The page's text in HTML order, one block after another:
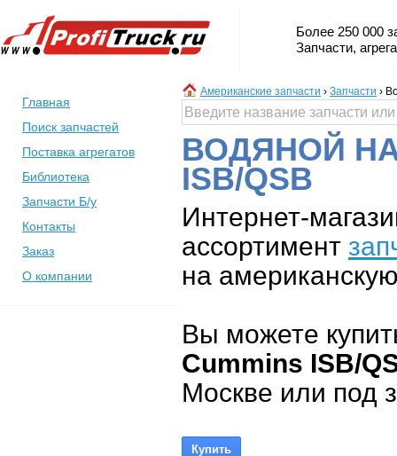
Более 250 000
Запчасти,
Главная
Поиск запчастей
Поставка агрегатов
Библиотека
Запчасти Б/у
Контакты
Заказ
О компании
Американские запчасти › Запчасти ›
ВОДЯНОЙ
ISB/QSB
Интернет-
ассортимент
на
Вы можете
Cummins ISB/
Москве или под